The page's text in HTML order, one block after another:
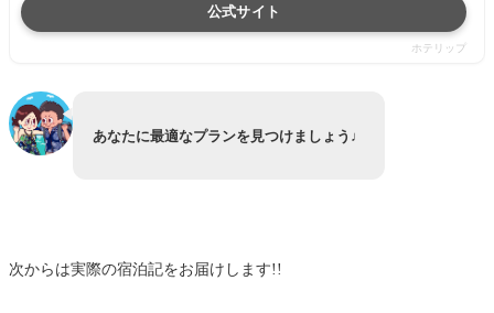
公式サイト
ホテリップ
あなたに最適なプランを見つけましょう♩
次からは実際の宿泊記をお届けします!!